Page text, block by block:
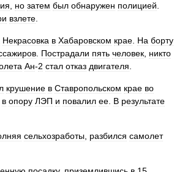
но затем был обнаружен полицией
взлете
Некрасовка в Хабаровском крае На борту
Пострадали пять человек никто
Ан-2 стал отказ двигателя
крушение в Ставропольском крае во
в опору ЛЭП и повалил ее В результате
сельхозработы разбился самолет